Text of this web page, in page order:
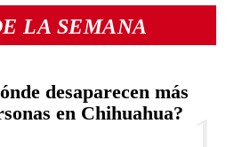
LA SEMANA
desaparecen más
en Chihuahua?